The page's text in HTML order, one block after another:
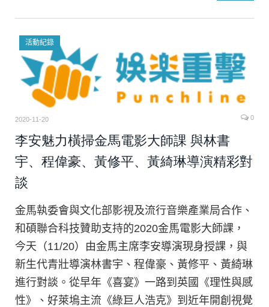
活動紀錄
2020-11-20 0
李安魅力橫掃金馬電影大師課 與林書
宇、程偉豪、黃修平、黃綺琳導演精彩對
談
金馬執委會與文化部影視及流行音樂產業局合作、
和碩聯合科技贊助支持的2020金馬電影大師課，
今天（11/20）由金馬主席李安導演現身授課，與
新生代青壯導演林書宇、程偉豪、黃修平、黃綺琳
進行對談。從早年《喜宴》一路到英國《理性與感
性》、好萊塢主流《綠巨人浩克》到近年開創視覺